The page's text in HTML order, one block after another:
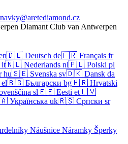
Diamant Club van Antwerpen
🇩🇪 Deutsch de🇫🇷 Français fr
it🇳🇱 Nederlands nl🇵🇱 Polski pl
hu🇸🇪 Svenska sv🇩🇰 Dansk da
el🇧🇬 Български bg🇭🇷 Hrvatski
sl🇪🇪 Eesti et🇱🇻
Українська uk🇷🇸 Српски sr
Náušnice Náramky Šperky